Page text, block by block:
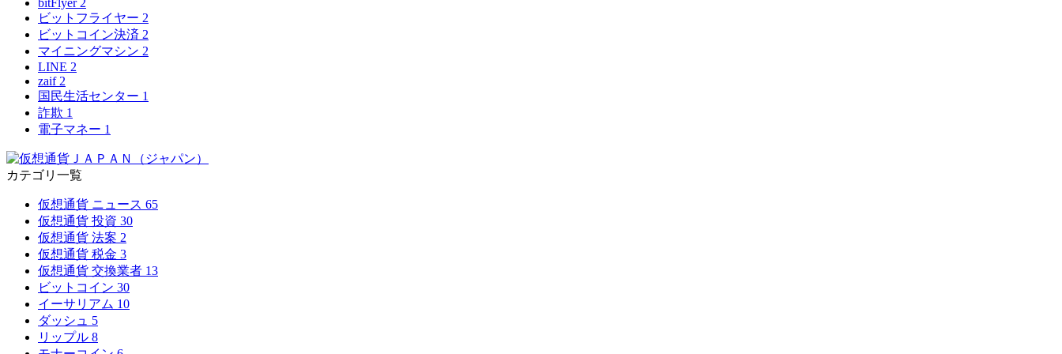
ビットフライヤー 2
ビットコイン決済 2
マイニングマシン 2
LINE 2
zaif 2
国民生活センター 1
詐欺 1
電子マネー 1
カテゴリ一覧
仮想通貨 ニュース 65
仮想通貨 投資 30
仮想通貨 法案 2
仮想通貨 税金 3
仮想通貨 交換業者 13
ビットコイン 30
イーサリアム 10
ダッシュ 5
リップル 8